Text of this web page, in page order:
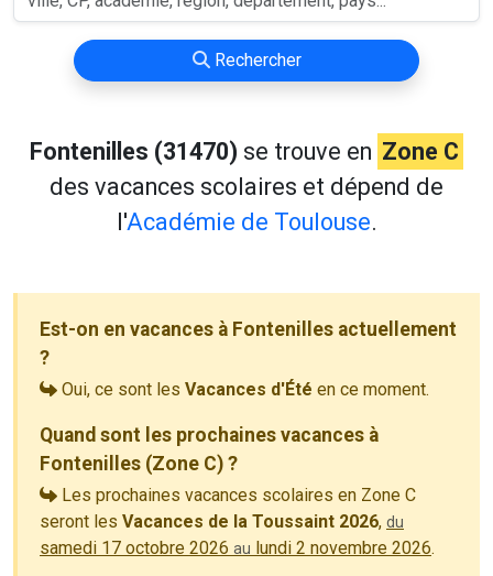
Rechercher
Fontenilles (31470) se trouve en Zone C
des vacances scolaires et dépend de
l'Académie de Toulouse.
Est-on en vacances à Fontenilles actuellement
?
Oui, ce sont les Vacances d'Été en ce moment.
Quand sont les prochaines vacances à
Fontenilles (Zone C) ?
Les prochaines vacances scolaires en Zone C
seront les Vacances de la Toussaint 2026, du
samedi 17 octobre 2026 au lundi 2 novembre 2026.